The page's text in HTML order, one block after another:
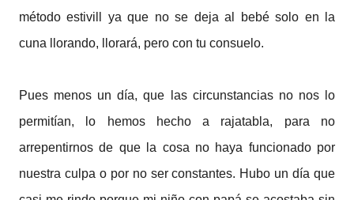
método estivill ya que no se deja al bebé solo en la
cuna llorando, llorará, pero con tu consuelo.
Pues menos un día, que las circunstancias no nos lo
permitían, lo hemos hecho a rajatabla, para no
arrepentirnos de que la cosa no haya funcionado por
nuestra culpa o por no ser constantes. Hubo un día que